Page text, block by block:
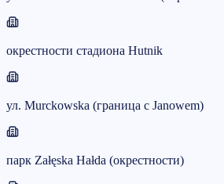
окрестности стадиона Hutnik
ул. Murckowska (граница с Janowem)
парк Załęska Hałda (окрестности)